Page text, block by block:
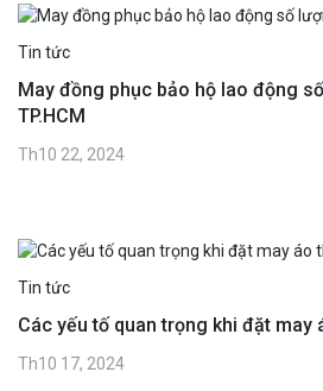
Tin tức
May đồng phục bảo hộ lao động
TP.HCM
Th10 22, 2024
Tin tức
Các yếu tố quan trọng khi đặt may
Th10 17, 2024